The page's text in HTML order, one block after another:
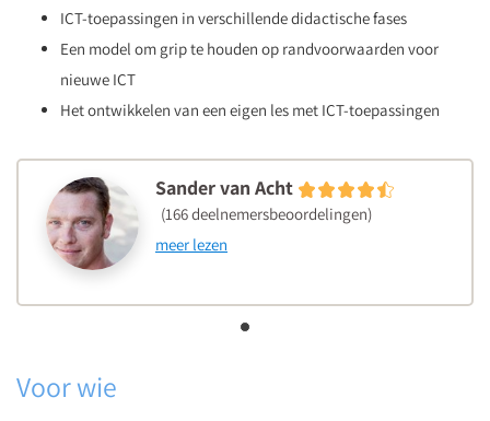
ICT-toepassingen in verschillende didactische fases
Een model om grip te houden op randvoorwaarden voor
nieuwe ICT
Het ontwikkelen van een eigen les met ICT-toepassingen
Sander van Acht
(166 deelnemersbeoordelingen)
meer lezen
Voor wie